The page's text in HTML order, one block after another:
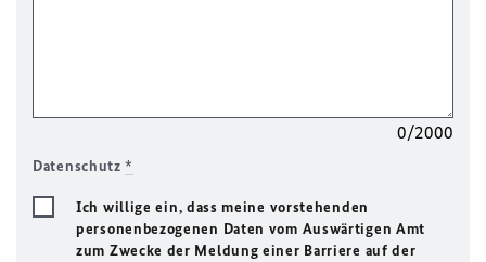
0/2000
Datenschutz*
Ich willige ein, dass meine vorstehenden
personenbezogenen Daten vom Auswärtigen Amt
zum Zwecke der Meldung einer Barriere auf der